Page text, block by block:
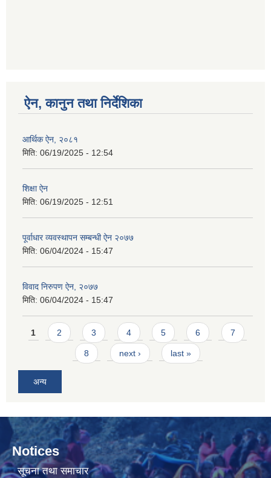
ऐन, कानुन तथा निर्देशिका
आर्थिक ऐन, २०८१
मिति: 06/19/2025 - 12:54
शिक्षा ऐन
मिति: 06/19/2025 - 12:51
पूर्वाधार व्यवस्थापन सम्बन्धी ऐन २०७७
मिति: 06/04/2024 - 15:47
विवाद निरुपण ऐन, २०७७
मिति: 06/04/2024 - 15:47
Pages
1 2 3 4 5 6 7
8 next › last »
अन्य
Notices
सूचना तथा समाचार